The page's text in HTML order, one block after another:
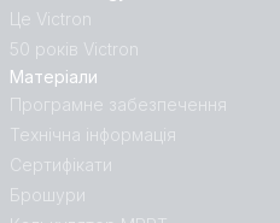
Це Victron
50 років Victron
Матеріали
Програмне забезпечення
Технічна інформація
Сертифікати
Брошури